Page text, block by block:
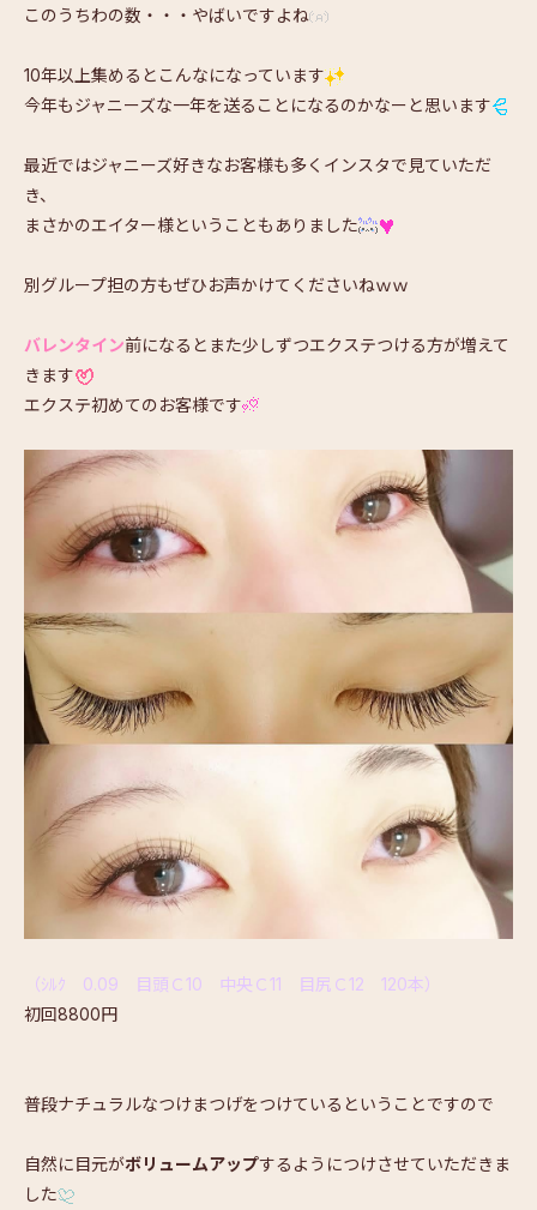
このうちわの数・・・やばいですよね
10年以上集めるとこんなになっています
今年もジャニーズな一年を送ることになるのかなーと思います
最近ではジャニーズ好きなお客様も多くインスタで見ていただ
き、
まさかのエイター様ということもありました
別グループ担の方もぜひお声かけてくださいねｗｗ
バレンタイン前になるとまた少しずつエクステつける方が増えて
きます
エクステ初めてのお客様です
（ｼﾙｸ 0.09 目頭Ｃ10 中央Ｃ11 目尻Ｃ12 120本）
初回8800円
普段ナチュラルなつけまつげをつけているということですので
自然に目元がボリュームアップするようにつけさせていただきま
した